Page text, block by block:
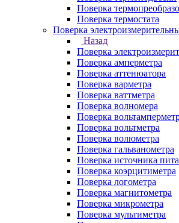
Поверка
Поверка термостата
Поверка
Назад
Поверка
Поверка амперметра
Поверка аттенюатора
Поверка варметра
Поверка ваттметра
Поверка волномера
Поверка
Поверка вольтметра
Поверка волюметра
Поверка гальванометра
Поверка источника
Поверка коэрцитиметра
Поверка логометра
Поверка магнитометра
Поверка микрометра
Поверка мультиметра